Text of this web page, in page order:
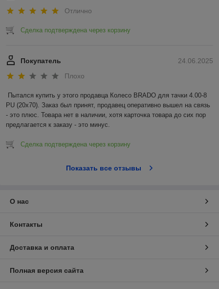
Отлично
Сделка подтверждена через корзину
24.06.2025
Покупатель
Плохо
Пытался купить у этого продавца Колесо BRADO для тачки 4.00-8
PU (20x70). Заказ был принят, продавец оперативно вышел на связь
- это плюс. Товара нет в наличии, хотя карточка товара до сих пор
предлагается к заказу - это минус.
Сделка подтверждена через корзину
Показать все отзывы
О нас
Контакты
Доставка и оплата
Полная версия сайта